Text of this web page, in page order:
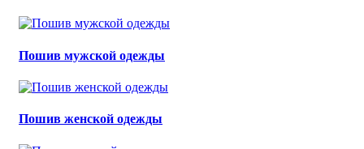
Пошив мужской одежды
Пошив женской одежды